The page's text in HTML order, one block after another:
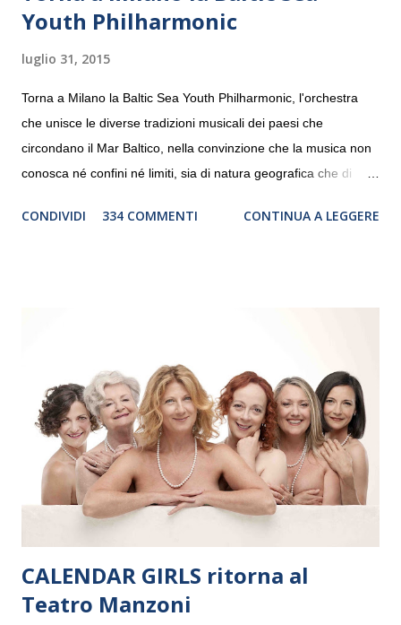
Youth Philharmonic
luglio 31, 2015
Torna a Milano la Baltic Sea Youth Philharmonic, l'orchestra
che unisce le diverse tradizioni musicali dei paesi che
circondano il Mar Baltico, nella convinzione che la musica non
conosca né confini né limiti, sia di natura geografica che di
debutterà il 10 settembre a Heiden, in Germania, e toccherà, in
“Settembre dell’Accademia” dove si esibirà per il secondo anno
consecutivo. Il pubblico milanese avrà il piacere di applaudire i
giovani artisti della Baltic Sea Youth Philharmonic per la quarta
volta. L’orchestra, fondata nel 2008 da Kristjan Järvi (affiancato
da un prestigioso consiglio di consulent...
CONDIVIDI 334 COMMENTI CONTINUA A LEGGERE
CALENDAR GIRLS ritorna al
Teatro Manzoni